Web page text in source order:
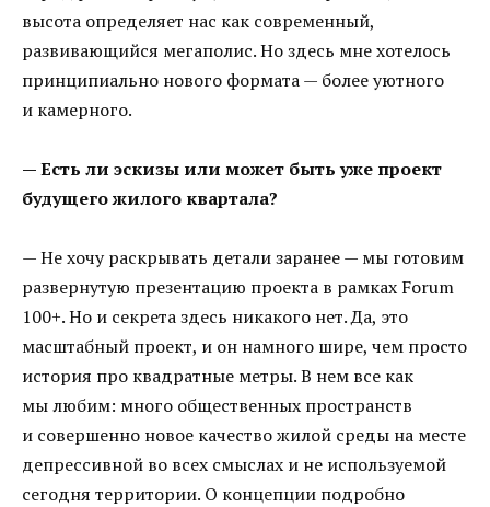
высота определяет нас как современный,
развивающийся мегаполис. Но здесь мне хотелось
принципиально нового формата — более уютного
и камерного.
— Есть ли эскизы или может быть уже проект
будущего жилого квартала?
— Не хочу раскрывать детали заранее — мы готовим
развернутую презентацию проекта в рамках Forum
100+. Но и секрета здесь никакого нет. Да, это
масштабный проект, и он намного шире, чем просто
история про квадратные метры. В нем все как
мы любим: много общественных пространств
и совершенно новое качество жилой среды на месте
депрессивной во всех смыслах и не используемой
сегодня территории. О концепции подробно